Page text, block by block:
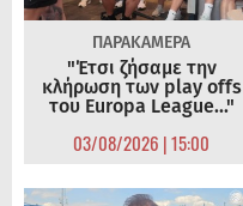
ΠΑΡΑΚΑΜΕΡΑ
"Έτσι ζήσαμε την
κλήρωση των play offs
του Europa League..."
03/08/2026 | 15:00